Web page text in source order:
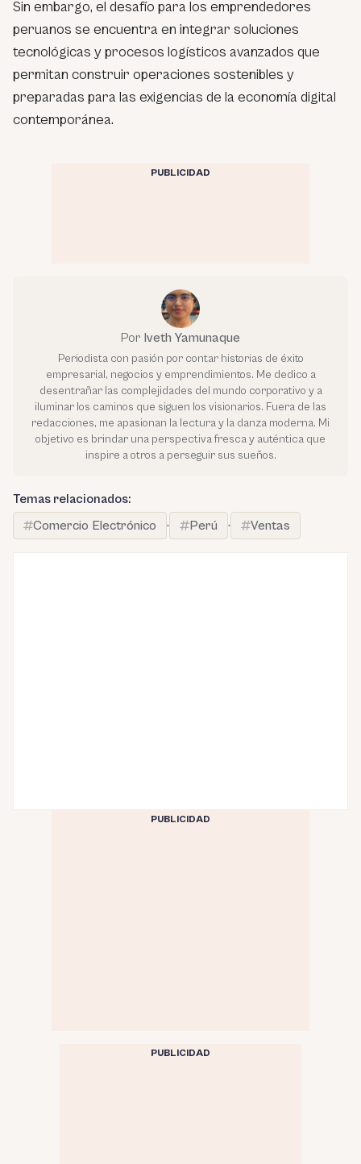
Sin embargo, el desafío para los emprendedores
peruanos se encuentra en integrar soluciones
tecnológicas y procesos logísticos avanzados que
permitan construir operaciones sostenibles y
preparadas para las exigencias de la economía digital
contemporánea.
PUBLICIDAD
Por Iveth Yamunaque
Periodista con pasión por contar historias de éxito
empresarial, negocios y emprendimientos. Me dedico a
desentrañar las complejidades del mundo corporativo y a
iluminar los caminos que siguen los visionarios. Fuera de las
redacciones, me apasionan la lectura y la danza moderna. Mi
objetivo es brindar una perspectiva fresca y auténtica que
inspire a otros a perseguir sus sueños.
Temas relacionados:
Comercio Electrónico
· Perú · Ventas
PUBLICIDAD
PUBLICIDAD